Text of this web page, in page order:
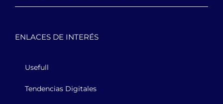
ENLACES DE INTERÉS
Usefull
Tendencias Digitales